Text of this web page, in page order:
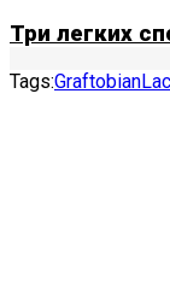
Три легких
Tags:Graftobian